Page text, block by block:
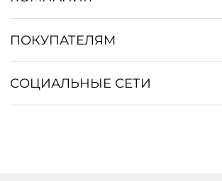
ПОКУПАТЕЛЯМ
СОЦИАЛЬНЫЕ СЕТИ